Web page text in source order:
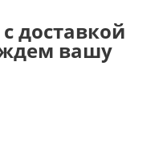
доставкой
вашу